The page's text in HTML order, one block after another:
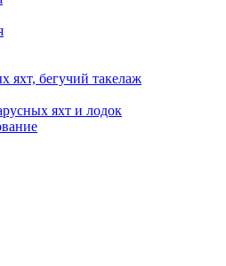
яхт, бегучий такелаж
яхт и лодок